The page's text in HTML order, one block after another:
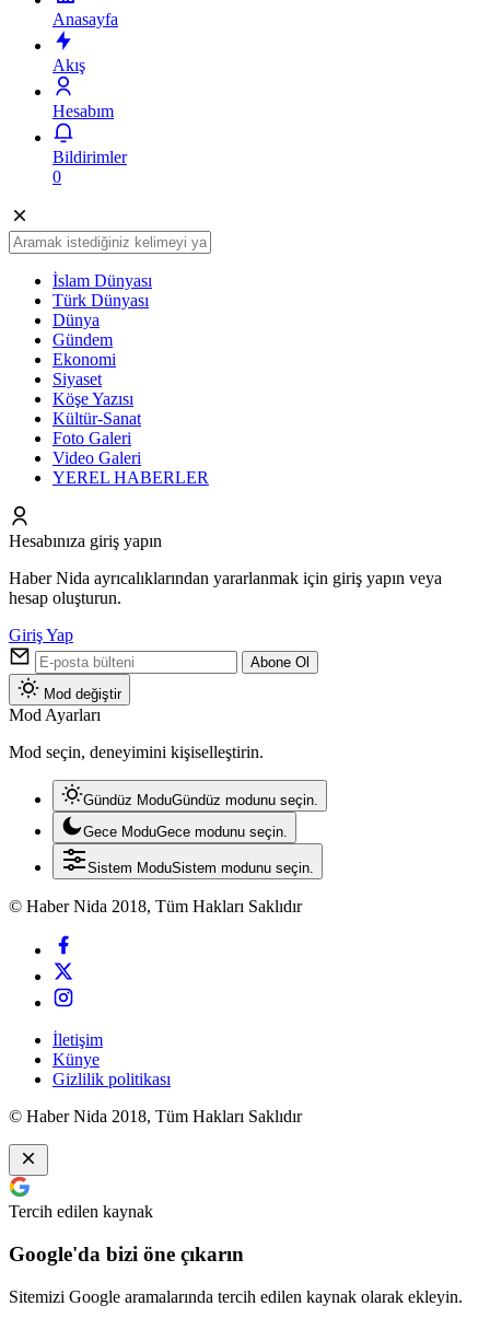
Anasayfa
Akış
Hesabım
Bildirimler
0
İslam Dünyası
Türk Dünyası
Dünya
Gündem
Ekonomi
Siyaset
Köşe Yazısı
Kültür-Sanat
Foto Galeri
Video Galeri
YEREL HABERLER
Hesabınıza giriş yapın
Haber Nida ayrıcalıklarından yararlanmak için giriş yapın veya
hesap oluşturun.
Giriş Yap
Abone Ol
Mod değiştir
Mod Ayarları
Mod seçin, deneyimini kişiselleştirin.
Gündüz ModuGündüz modunu seçin.
Gece ModuGece modunu seçin.
Sistem ModuSistem modunu seçin.
© Haber Nida 2018, Tüm Hakları Saklıdır
İletişim
Künye
Gizlilik politikası
© Haber Nida 2018, Tüm Hakları Saklıdır
Tercih edilen kaynak
Google'da bizi öne çıkarın
Sitemizi Google aramalarında tercih edilen kaynak olarak ekleyin.